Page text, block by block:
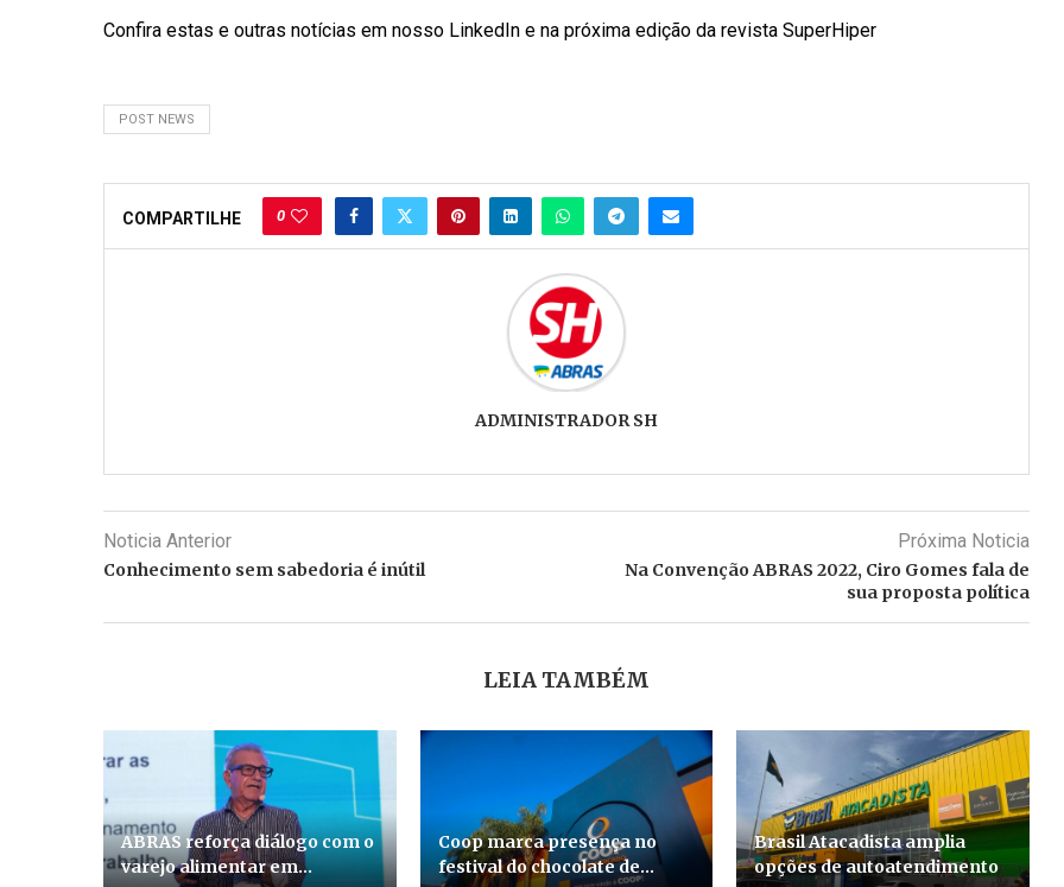
Confira estas e outras notícias em nosso LinkedIn e na próxima edição da revista SuperHiper
POST NEWS
COMPARTILHE 0
ADMINISTRADOR SH
Noticia Anterior
Conhecimento sem sabedoria é inútil
Próxima Noticia
Na Convenção ABRAS 2022, Ciro Gomes fala de
sua proposta política
LEIA TAMBÉM
ABRAS reforça diálogo com o
varejo alimentar em...
Coop marca presença no
festival do chocolate de...
Brasil Atacadista amplia
opções de autoatendimento